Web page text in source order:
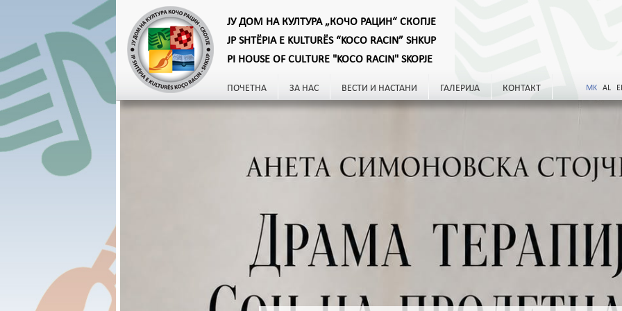
ЈУ ДОМ НА КУЛТУРА „КОЧО РАЦИН“ СКОПЈЕ
JP SHTËPIA E KULTURËS “KOCO RACIN” SHKUP
PI HOUSE OF CULTURE "KOCO RACIN" SKOPJE
ПОЧЕТНА ЗА НАС ВЕСТИ И НАСТАНИ ГАЛЕРИЈА КОНТАКТ MK AL